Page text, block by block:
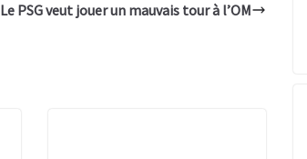
Le PSG veut jouer un mauvais tour à l’OM